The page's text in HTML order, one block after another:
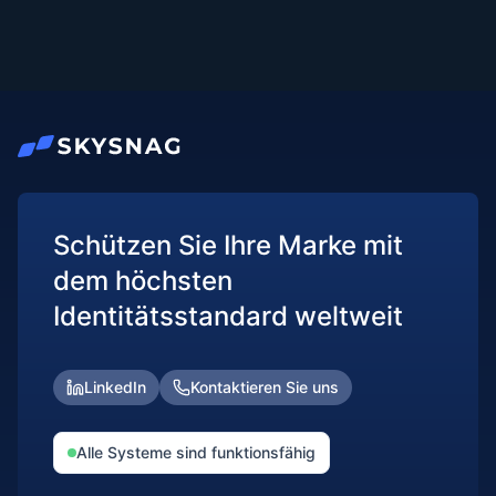
Schützen Sie Ihre Marke mit
dem höchsten
Identitätsstandard weltweit
LinkedIn Kontaktieren Sie uns
Alle Systeme sind funktionsfähig